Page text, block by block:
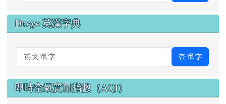
Dr.eye 英漢字典
英文單字 查單字
即時空氣質量指數（AQI）